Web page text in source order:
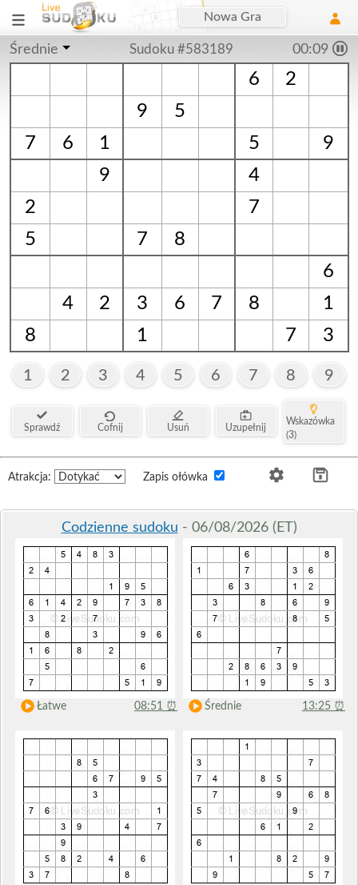
Nowa Gra
Średnie Sudoku #583189 00:10
6
2
9
5
7
6 1 5
9
9
4
2
7
5
7
8
6
4
2 3 6 7 8
1
8
1 7 3
1 2 3 4 5 6 7 8 9
Sprawdź Cofnij Usuń Uzupełnij
Wskazówka
(3)
Atrakcja: Zapis ołówka
Codzienne sudoku - 06/08/2026 (ET)
Łatwe 08:51 ⏰ Średnie 13:25 ⏰